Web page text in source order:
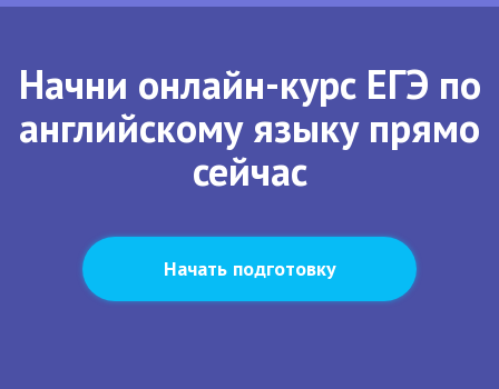
Начни онлайн-курс ЕГЭ по
английскому языку прямо
сейчас
Начать подготовку